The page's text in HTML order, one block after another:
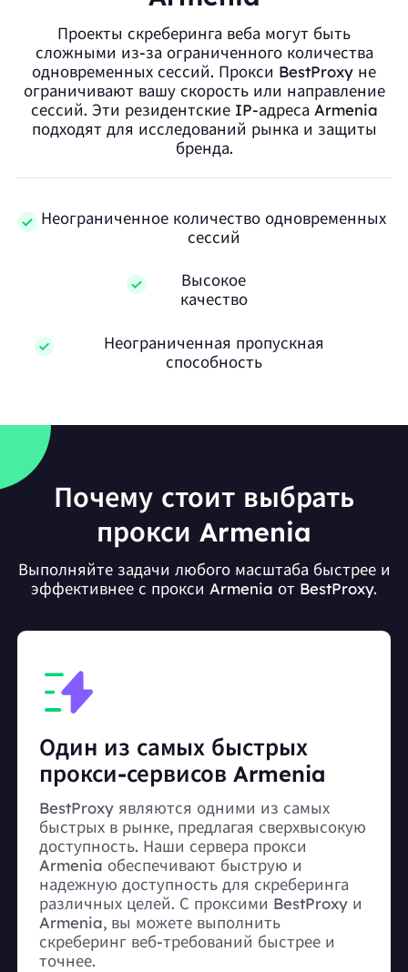
Проекты скреберинга веба могут быть
сложными из-за ограниченного количества
одновременных сессий. Прокси BestProxy не
ограничивают вашу скорость или направление
сессий. Эти резидентские IP-адреса Armenia
подходят для исследований рынка и защиты
бренда.
Неограниченное количество одновременных
сессий
Высокое
качество
Неограниченная пропускная
способность
Почему стоит выбрать
прокси Armenia
Выполняйте задачи любого масштаба быстрее и
эффективнее с прокси Armenia от BestProxy.
Один из самых быстрых
прокси-сервисов Armenia
BestProxy являются одними из самых
быстрых в рынке, предлагая сверхвысокую
доступность. Наши сервера прокси
Armenia обеспечивают быструю и
надежную доступность для скреберинга
различных целей. С проксими BestProxy и
Armenia, вы можете выполнить
скреберинг веб-требований быстрее и
точнее.